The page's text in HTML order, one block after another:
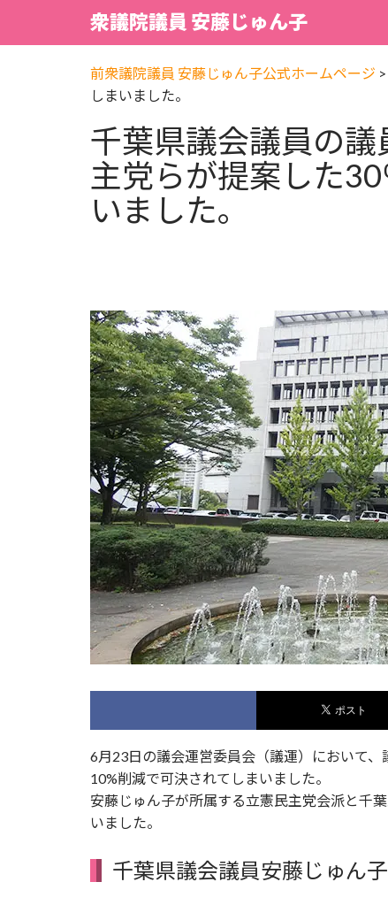
衆議院議員 安藤じゅん子
前衆議院議員 安藤じゅん子公式ホームページ >
しまいました。
千葉県議会議員の
主党らが提案した
いました。
6月23日の議会運営委員会（議運）において
10%削減で可決されてしまいました。
安藤じゅん子が所属する立憲民主党会派と千
いました。
千葉県議会議員安藤じゅん